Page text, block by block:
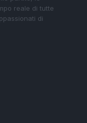
reale di tutte
di